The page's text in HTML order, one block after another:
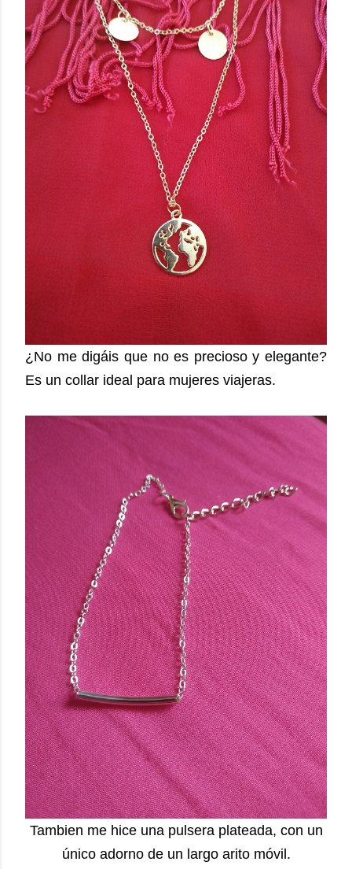
¿No me digáis que no es precioso y elegante?
Es un collar ideal para mujeres viajeras.
Tambien me hice una pulsera plateada, con un
único adorno de un largo arito móvil.